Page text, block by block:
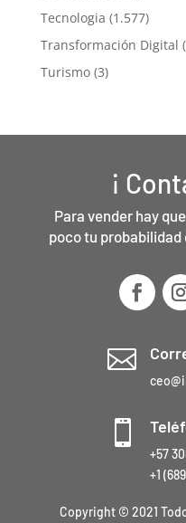
Tecnologia (1.577)
Transformación Digital
Turismo(3)
¡
Para vender hay
poco tu probabilidad


+57
+1
Copyright © 2021